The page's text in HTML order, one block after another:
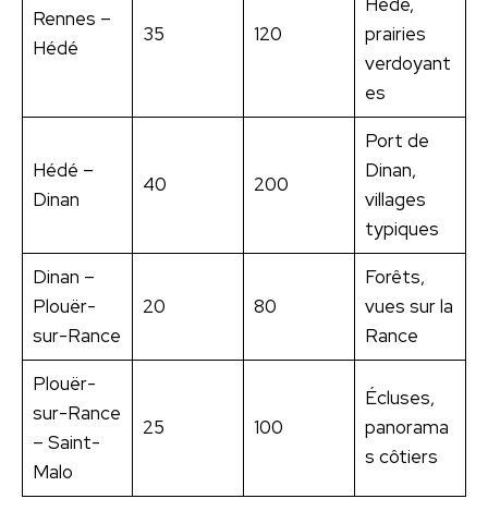
Rennes –
Hédé
35 120
prairies
verdoyant
es
Hédé –
Dinan
40 200
Port de
Dinan,
villages
typiques
Dinan –
Plouër-
sur-Rance
20 80
Forêts,
vues sur la
Rance
Plouër-
sur-Rance
– Saint-
Malo
25 100
Écluses,
panorama
s côtiers